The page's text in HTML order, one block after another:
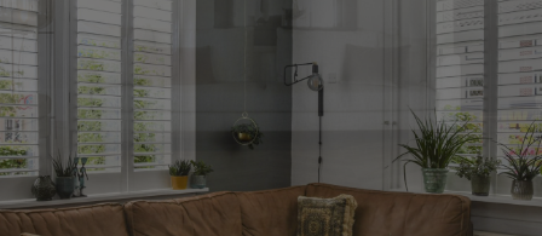
Raamdecoraties
Alle soorten raamdecoraties zoals shutters,